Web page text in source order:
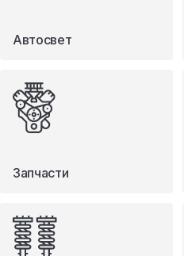
Автосвет
Запчасти